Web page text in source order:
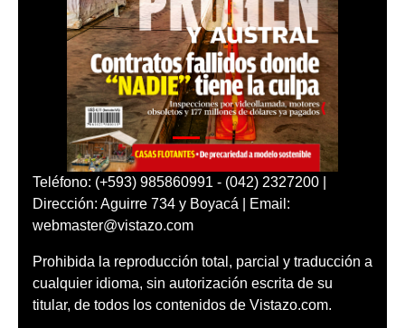
Teléfono: (+593) 985860991 - (042) 2327200 |
Dirección: Aguirre 734 y Boyacá | Email:
webmaster@vistazo.com
Prohibida la reproducción total, parcial y traducción a
cualquier idioma, sin autorización escrita de su
titular, de todos los contenidos de Vistazo.com.